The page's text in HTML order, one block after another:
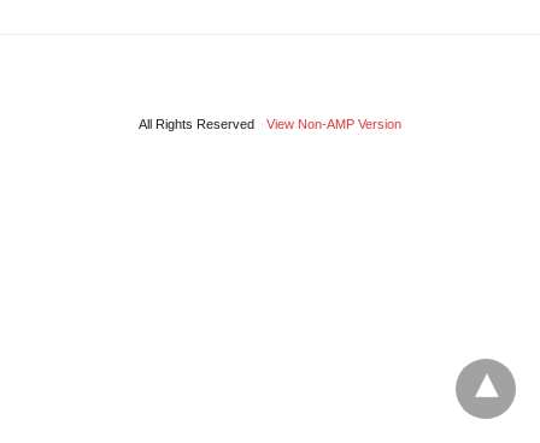
All Rights Reserved View Non-AMP Version